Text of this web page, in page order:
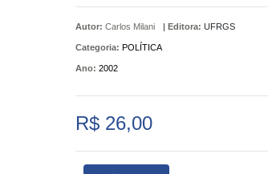
Autor: Carlos Milani | Editora: UFRGS
Categoria: POLÍTICA
Ano: 2002
R$ 26,00